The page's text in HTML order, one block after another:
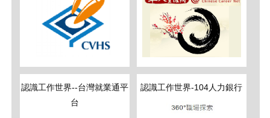
認識工作世界--台灣就業通平
台
認識工作世界-104人力銀行